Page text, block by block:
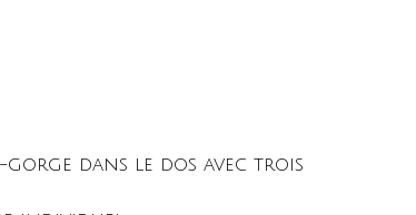
dans le dos avec trois